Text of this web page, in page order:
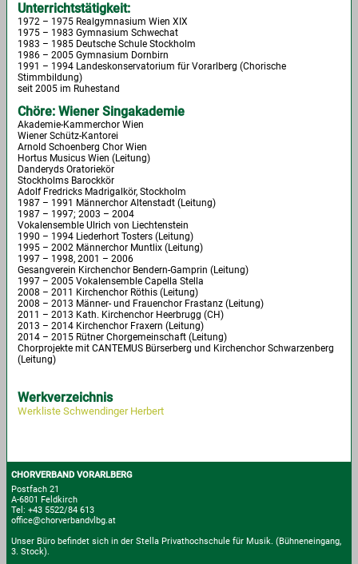
Unterrichtstätigkeit:
1972 – 1975 Realgymnasium Wien XIX
1975 – 1983 Gymnasium Schwechat
1983 – 1985 Deutsche Schule Stockholm
1986 – 2005 Gymnasium Dornbirn
1991 – 1994 Landeskonservatorium für Vorarlberg (Chorische
Stimmbildung)
seit 2005 im Ruhestand
Chöre: Wiener Singakademie
Akademie-Kammerchor Wien
Wiener Schütz-Kantorei
Arnold Schoenberg Chor Wien
Hortus Musicus Wien (Leitung)
Danderyds Oratoriekör
Stockholms Barockkör
Adolf Fredricks Madrigalkör, Stockholm
1987 – 1991 Männerchor Altenstadt (Leitung)
1987 – 1997; 2003 – 2004
Vokalensemble Ulrich von Liechtenstein
1990 – 1994 Liederhort Tosters (Leitung)
1995 – 2002 Männerchor Muntlix (Leitung)
1997 – 1998, 2001 – 2006
Gesangverein Kirchenchor Bendern-Gamprin (Leitung)
1997 – 2005 Vokalensemble Capella Stella
2008 – 2011 Kirchenchor Röthis (Leitung)
2008 – 2013 Männer- und Frauenchor Frastanz (Leitung)
2011 – 2013 Kath. Kirchenchor Heerbrugg (CH)
2013 – 2014 Kirchenchor Fraxern (Leitung)
2014 – 2015 Rütner Chorgemeinschaft (Leitung)
Chorprojekte mit CANTEMUS Bürserberg und Kirchenchor Schwarzenberg
(Leitung)
Werkverzeichnis
Werkliste Schwendinger Herbert
CHORVERBAND VORARLBERG
Postfach 21
A-6801 Feldkirch
Tel: +43 5522/84 613
office@chorverbandvlbg.at
Unser Büro befindet sich in der Stella Privathochschule für Musik. (Bühneneingang,
3. Stock).